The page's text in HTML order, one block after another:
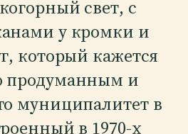
свет, с
у кромки и
который кажется
продуманным и
муниципалитет в
в 1970-х